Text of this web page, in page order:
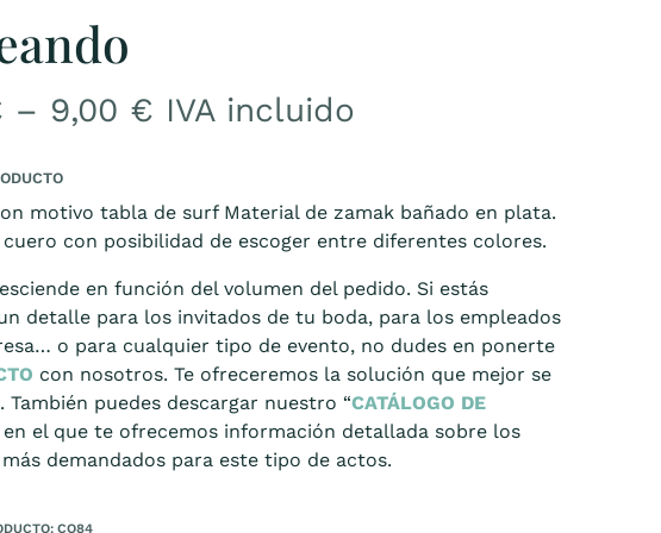
– 9,00 € IVA incluido
motivo tabla de surf Material de zamak bañado en plata.
con posibilidad de escoger entre diferentes colores.
en función del volumen del pedido. Si estás
detalle para los invitados de tu boda, para los empleados
o para cualquier tipo de evento, no dudes en ponerte
con nosotros. Te ofreceremos la solución que mejor se
También puedes descargar nuestro “CATÁLOGO DE
en el que te ofrecemos información detallada sobre los
demandados para este tipo de actos.
CO84